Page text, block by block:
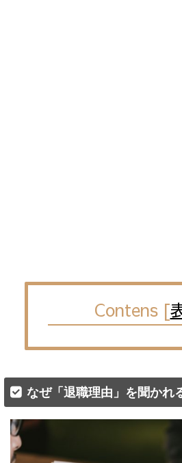
Contens [
なぜ「退職理由」を聞かれ